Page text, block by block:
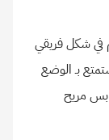
في شكل فريقي
بـ الوضع
بس مريح